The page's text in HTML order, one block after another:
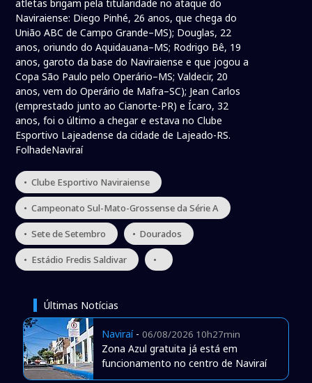
atletas brigam pela titularidade no ataque do
Naviraiense: Diego Pinhé, 26 anos, que chega do
União ABC de Campo Grande–MS); Douglas, 22
anos, oriundo do Aquidauana–MS; Rodrigo Bê, 19
anos, garoto da base do Naviraiense e que jogou a
Copa São Paulo pelo Operário–MS; Valdecir, 20
anos, vem do Operário de Mafra–SC); Jean Carlos
(emprestado junto ao Cianorte-PR) e Ícaro, 32
anos, foi o último a chegar e estava no Clube
Esportivo Lajeadense da cidade de Lajeado-RS.
FolhadeNaviraí
• Clube Esportivo Naviraiense
• Campeonato Sul-Mato-Grossense da Série A
• Sete de Setembro • Dourados
• Estádio Fredis Saldivar •
Últimas Notícias
Naviraí- 06/08/2026 10h27min
Zona Azul gratuita já está em
funcionamento no centro de Naviraí